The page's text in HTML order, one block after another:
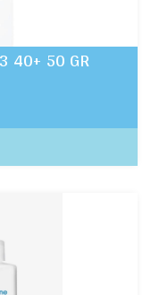
40+ 50 GR